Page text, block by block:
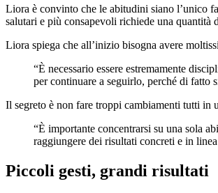
Liora è convinto che le abitudini siano l’unico
salutari e più consapevoli richiede una
Liora spiega che all’inizio bisogna avere
“È necessario essere estremamente
per continuare a seguirlo, perché di fatto
Il segreto è non fare troppi cambiamenti tutti in
“È importante concentrarsi su una sola
raggiungere dei risultati concreti e in
Piccoli gesti, grandi risultati